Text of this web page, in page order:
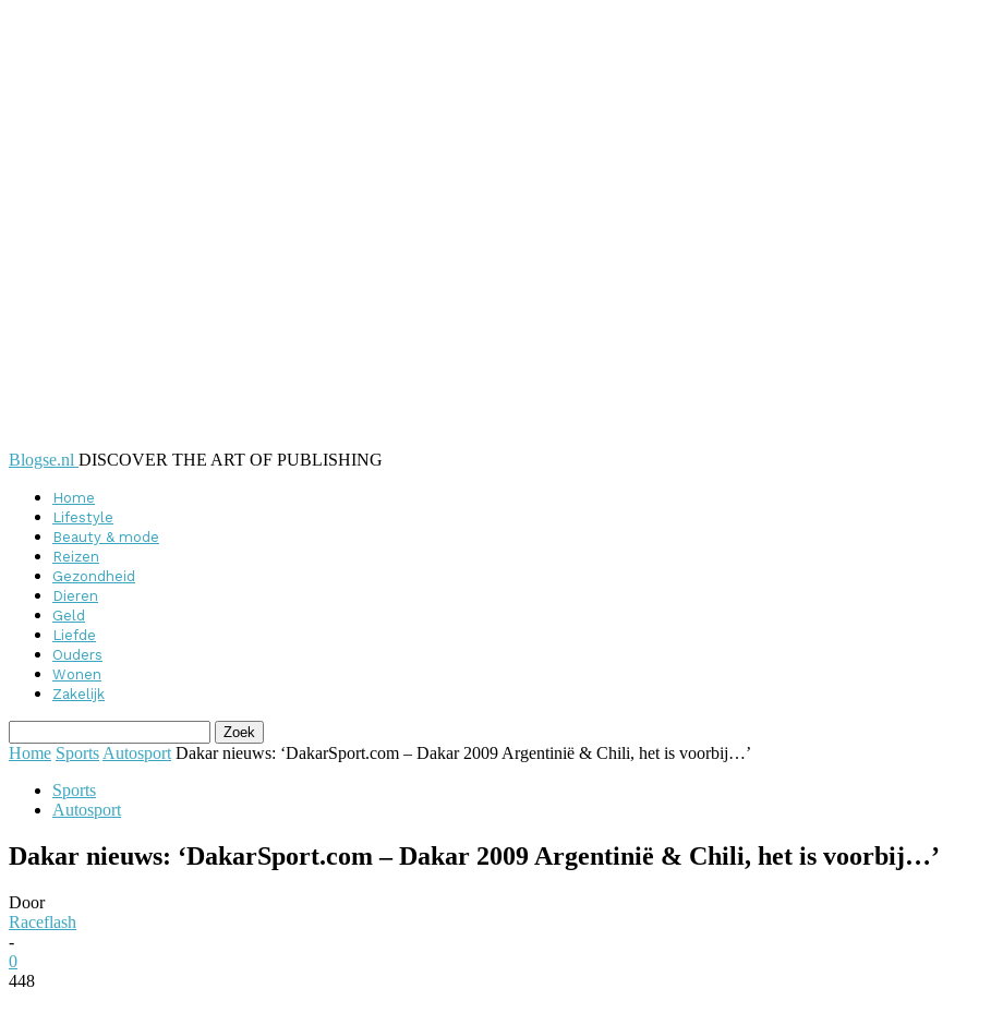
Blogse.nl DISCOVER THE ART OF PUBLISHING
Home
Lifestyle
Beauty & mode
Reizen
Gezondheid
Dieren
Geld
Liefde
Ouders
Wonen
Zakelijk
Home Sports Autosport Dakar nieuws: ‘DakarSport.com – Dakar 2009 Argentinië & Chili, het is voorbij…’
Sports
Autosport
Dakar nieuws: ‘DakarSport.com – Dakar 2009 Argentinië & Chili, het is voorbij…’
Door
Raceflash
-
0
448